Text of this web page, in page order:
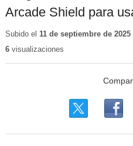
Arcade Shield para
Subido el 11 de septiembre de 2025
6visualizaciones